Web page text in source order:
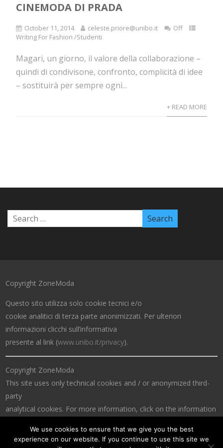
CINEMODA DI PRADA
October 11, 2014 celeste.priore@unibo.it
Off
Writing For Fashion /Studenti
Magari, un giorno, il valore della collaborazione –
quindi di condivisone, confronto, complicità di idee
– sostituirà per sempre ogni...
+ READ MORE
Copyright ZoneModa
Questo sito utilizza solo cookie tecnici e/o
cookie analitici di terza parte anonimizzati. Per ulteriori
informazioni clicchi sull’informativa
presente al link (www.unibo.it/privacy).
Copyright ZoneModa
This site uses only technical cookies and / or anonymized third-
party
analytical cookies. For more information, click on the information
We use cookies to ensure that we give you the best
experience on our website. If you continue to use this site we